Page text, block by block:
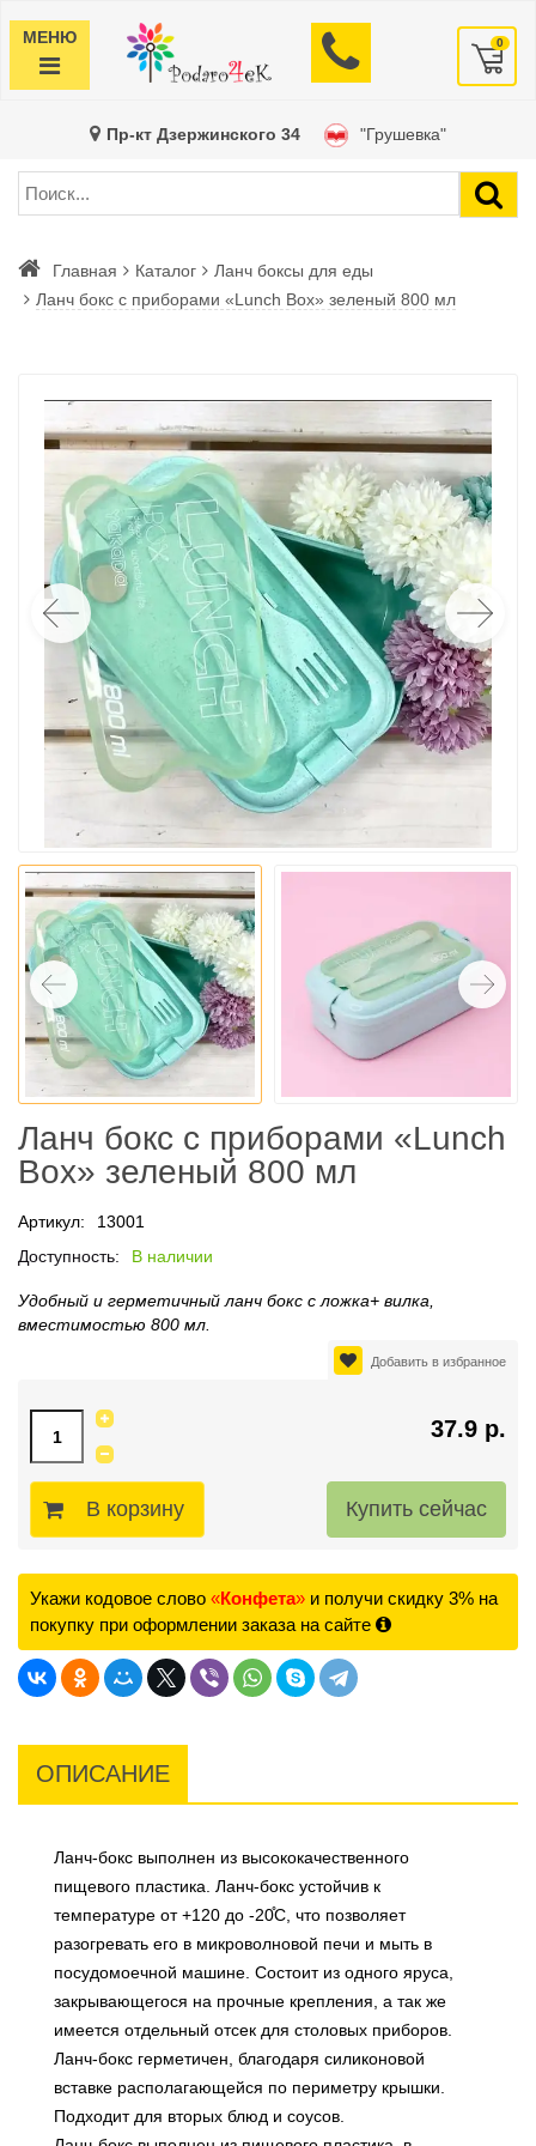
МЕНЮ 0
Пр-кт Дзержинского 34 "Грушевка"
Главная Каталог
Ланч боксы для еды
Ланч бокс c приборами «Lunch Box» зеленый 800 мл
Ланч бокс c приборами «Lunch
Box» зеленый 800 мл
Артикул:
13001
Доступность:
В наличии
Удобный и герметичный ланч бокс с ложка+ вилка,
вместимостью 800 мл.
Добавить в избранное
37.9 р.
В корзину
Укажи кодовое слово «Конфета» и получи скидку 3% на
покупку при оформлении заказа на сайте
ОПИСАНИЕ
Ланч-бокс выполнен из высококачественного
пищевого пластика. Ланч-бокс устойчив к
температуре от +120 до -20̊С, что позволяет
разогревать его в микроволновой печи и мыть в
посудомоечной машине. Состоит из одного яруса,
закрывающегося на прочные крепления, а так же
имеется отдельный отсек для столовых приборов.
Ланч-бокс герметичен, благодаря силиконовой
вставке располагающейся по периметру крышки.
Подходит для вторых блюд и соусов.